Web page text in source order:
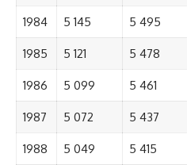
1984 5 145 5 495
1985 5 121 5 478
1986 5 099 5 461
1987 5 072 5 437
1988 5 049 5 415